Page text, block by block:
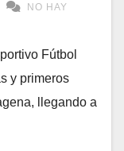
NO HAY
Fútbol
y primeros
llegando a